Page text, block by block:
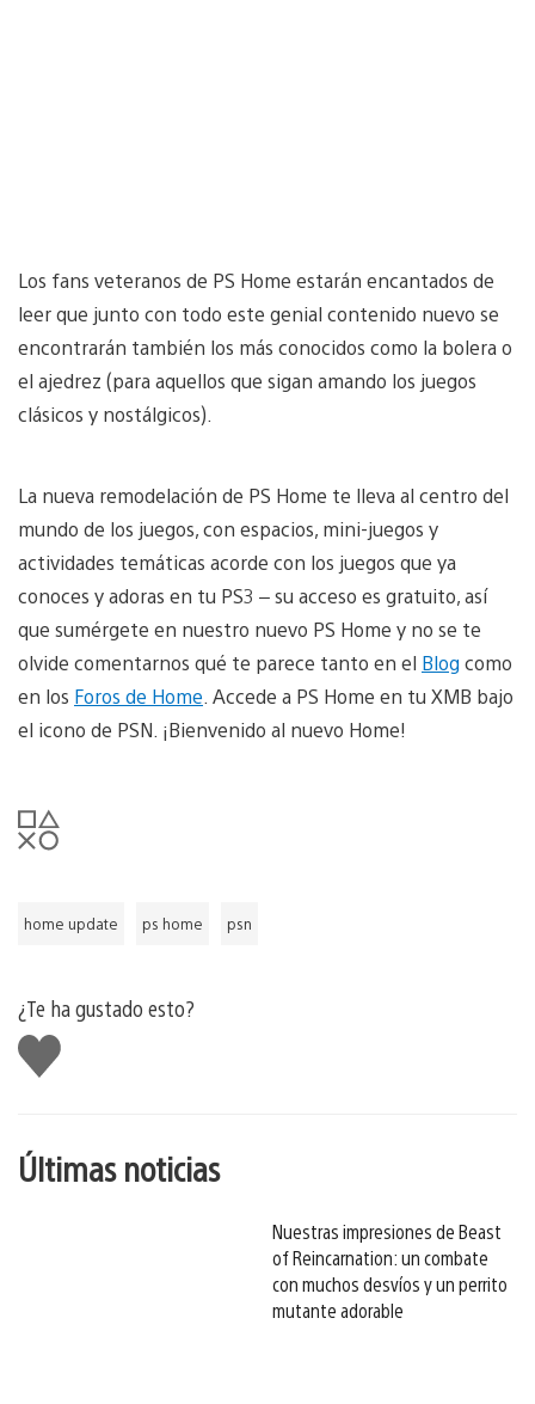
Los fans veteranos de PS Home estarán encantados de
leer que junto con todo este genial contenido nuevo se
encontrarán también los más conocidos como la bolera o
el ajedrez (para aquellos que sigan amando los juegos
clásicos y nostálgicos).
La nueva remodelación de PS Home te lleva al centro del
mundo de los juegos, con espacios, mini-juegos y
actividades temáticas acorde con los juegos que ya
conoces y adoras en tu PS3 – su acceso es gratuito, así
que sumérgete en nuestro nuevo PS Home y no se te
olvide comentarnos qué te parece tanto en el Blog como
en los Foros de Home . Accede a PS Home en tu XMB bajo
el icono de PSN. ¡Bienvenido al nuevo Home!
home update ps home psn
¿Te ha gustado esto?
Me
gusta
Últimas noticias
Nuestras impresiones de Beast
of Reincarnation: un combate
con muchos desvíos y un perrito
mutante adorable